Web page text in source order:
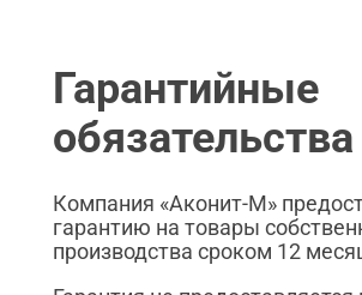
Гарантийные
обязательства
Компания «Аконит-М»
гарантию на товары
производства сроком 12